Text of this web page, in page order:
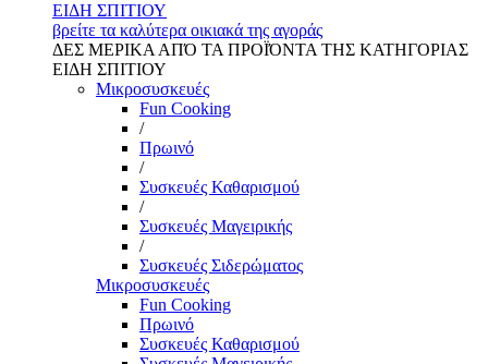
ΕΙΔΗ ΣΠΙΤΙΟΥ
βρείτε τα καλύτερα οικιακά της αγοράς
ΔΕΣ ΜΕΡΙΚΑ ΑΠΌ ΤΑ ΠΡΟΪΌΝΤΑ ΤΗΣ ΚΑΤΗΓΟΡΙΑΣ
ΕΙΔΗ ΣΠΙΤΙΟΥ
Μικροσυσκευές
Fun Cooking
/
Πρωινό
/
Συσκευές Καθαρισμού
/
Συσκευές Μαγειρικής
/
Συσκευές Σιδερώματος
Μικροσυσκευές
Fun Cooking
Πρωινό
Συσκευές Καθαρισμού